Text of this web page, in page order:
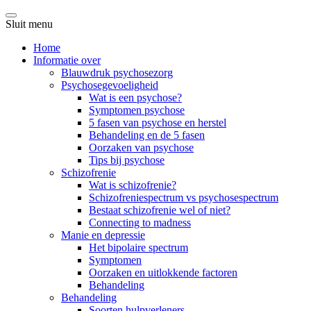
Sluit menu
Home
Informatie over
Blauwdruk psychosezorg
Psychosegevoeligheid
Wat is een psychose?
Symptomen psychose
5 fasen van psychose en herstel
Behandeling en de 5 fasen
Oorzaken van psychose
Tips bij psychose
Schizofrenie
Wat is schizofrenie?
Schizofreniespectrum vs psychosespectrum
Bestaat schizofrenie wel of niet?
Connecting to madness
Manie en depressie
Het bipolaire spectrum
Symptomen
Oorzaken en uitlokkende factoren
Behandeling
Behandeling